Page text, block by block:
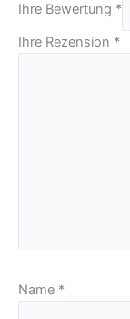
Ihre Bewertung *
Ihre Rezension *
Name *